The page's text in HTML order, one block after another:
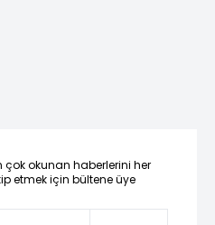
çok okunan haberlerini her
etmek için bültene üye